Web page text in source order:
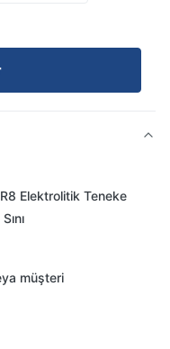
Elektrolitik Teneke
müşteri